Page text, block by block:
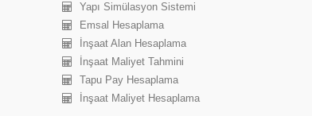
Yapı Simülasyon Sistemi
Emsal Hesaplama
İnşaat Alan Hesaplama
İnşaat Maliyet Tahmini
Tapu Pay Hesaplama
İnşaat Maliyet Hesaplama